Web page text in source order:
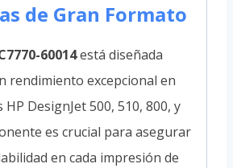
de Gran Formato
60014está diseñada
rendimiento excepcional en
DesignJet 500, 510, 800, y
es crucial para asegurar
en cada impresión de